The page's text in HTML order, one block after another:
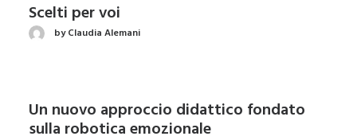
Scelti per voi
by Claudia Alemani
Un nuovo approccio didattico fondato
sulla robotica emozionale